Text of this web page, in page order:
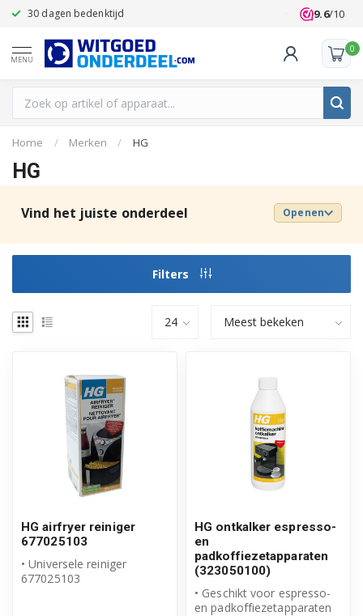
30 dagen bedenktijd Klanten
9.6/10
MENU
0
Home / Merken / HG
HG
Vind het juiste onderdeel Openen
Filters
HG airfryer reiniger
677025103
• Universele reiniger
677025103
HG ontkalker espresso-
en
padkoffiezetapparaten
(323050100)
• Geschikt voor espresso-
en padkoffiezetapparaten